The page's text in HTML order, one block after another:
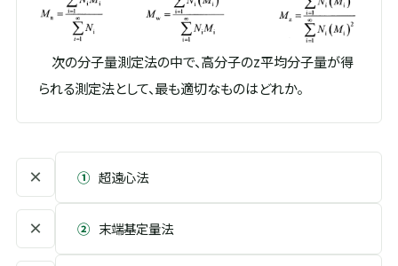
次の分子量測定法の中で、高分子のz平均分子量が得
られる測定法として、最も適切なものはどれか。
× ① 超遠心法
× ② 末端基定量法